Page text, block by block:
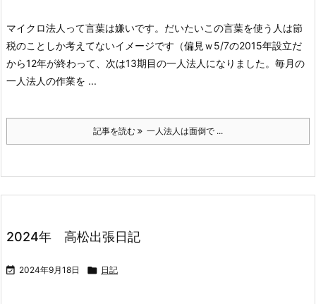
マイクロ法人って言葉は嫌いです。だいたいこの言葉を使う人は節
税のことしか考えてないイメージです（偏見ｗ5/7の2015年設立だ
から12年が終わって、次は13期目の一人法人になりました。 毎月の
一人法人の作業を ...
記事を読む 一人法人は面倒で ...
2024年 高松出張日記
 2024年9月18日  日記